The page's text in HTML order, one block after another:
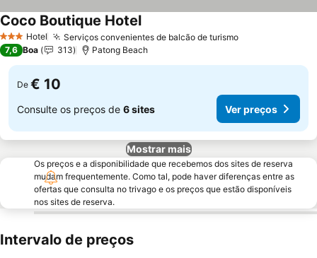
3 EstrelasHotel Serviços convenientes de balcão de turismo
Coco Boutique Hotel
7,6 Boa 313 Patong Beach
De € 10
Consulte os preços de 6 sites Ver preços
Mostrar mais
Os preços e a disponibilidade que recebemos dos sites de reserva
mudam frequentemente. Como tal, pode haver diferenças entre as
ofertas que consulta no trivago e os preços que estão disponíveis
nos sites de reserva.
Intervalo de preços